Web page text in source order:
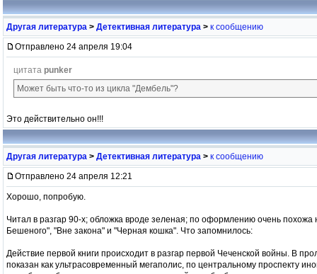
Другая литература > Детективная литература > к сообщению
Отправлено 24 апреля 19:04
цитата punker
Может быть что-то из цикла "Дембель"?
Это действительно он!!!
Другая литература > Детективная литература > к сообщению
Отправлено 24 апреля 12:21
Хорошо, попробую.
Читал в разгар 90-х; обложка вроде зеленая; по оформлению очень похожа
Бешеного", "Вне закона" и "Черная кошка". Что запомнилось:
Действие первой книги происходит в разгар первой Чеченской войны. В
показан как ультрасовременный мегаполис, по центральному проспекту